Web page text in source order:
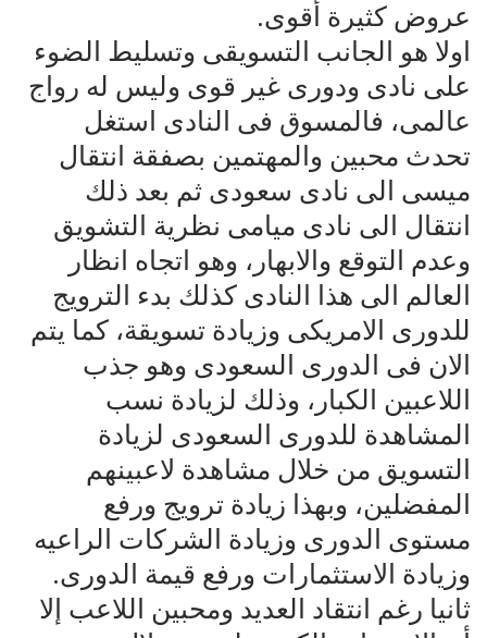
عروض كثيرة أقوى.
اولا هو الجانب التسويقى وتسليط الضوء
على نادى ودورى غير قوى وليس له رواج
عالمى، فالمسوق فى النادى استغل
تحدث محبين والمهتمين بصفقة انتقال
ميسى الى نادى سعودى ثم بعد ذلك
انتقال الى نادى ميامى نظرية التشويق
وعدم التوقع والابهار، وهو اتجاه انظار
العالم الى هذا النادى كذلك بدء الترويج
للدورى الامريكى وزيادة تسويقة، كما يتم
الان فى الدورى السعودى وهو جذب
اللاعبين الكبار، وذلك لزيادة نسب
المشاهدة للدورى السعودى لزيادة
التسويق من خلال مشاهدة لاعبينهم
المفضلين، وبهذا زيادة ترويج ورفع
مستوى الدورى وزيادة الشركات الراعيه
وزيادة الاستثمارات ورفع قيمة الدورى.
ثانيا رغم انتقاد العديد ومحبين اللاعب إلا